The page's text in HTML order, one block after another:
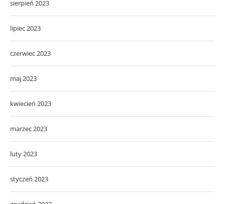
sierpień 2023
lipiec 2023
czerwiec 2023
maj 2023
kwiecień 2023
marzec 2023
luty 2023
styczeń 2023